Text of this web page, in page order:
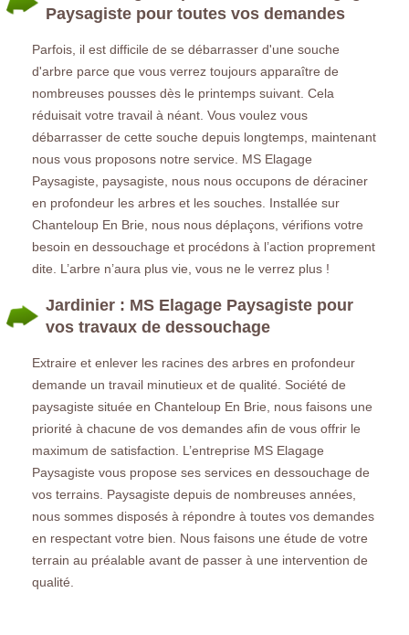
Paysagiste pour toutes vos demandes
Parfois, il est difficile de se débarrasser d'une souche
d'arbre parce que vous verrez toujours apparaître de
nombreuses pousses dès le printemps suivant. Cela
réduisait votre travail à néant. Vous voulez vous
débarrasser de cette souche depuis longtemps, maintenant
nous vous proposons notre service. MS Elagage
Paysagiste, paysagiste, nous nous occupons de déraciner
en profondeur les arbres et les souches. Installée sur
Chanteloup En Brie, nous nous déplaçons, vérifions votre
besoin en dessouchage et procédons à l’action proprement
dite. L’arbre n’aura plus vie, vous ne le verrez plus !
Jardinier : MS Elagage Paysagiste pour
vos travaux de dessouchage
Extraire et enlever les racines des arbres en profondeur
demande un travail minutieux et de qualité. Société de
paysagiste située en Chanteloup En Brie, nous faisons une
priorité à chacune de vos demandes afin de vous offrir le
maximum de satisfaction. L’entreprise MS Elagage
Paysagiste vous propose ses services en dessouchage de
vos terrains. Paysagiste depuis de nombreuses années,
nous sommes disposés à répondre à toutes vos demandes
en respectant votre bien. Nous faisons une étude de votre
terrain au préalable avant de passer à une intervention de
qualité.